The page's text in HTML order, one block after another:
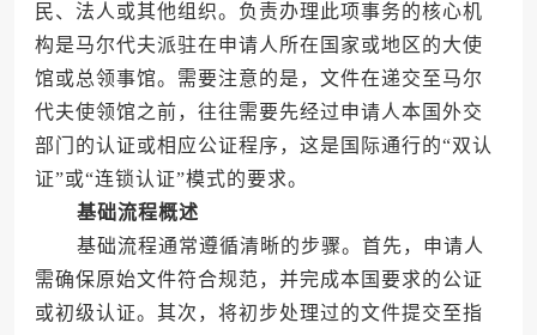
民、法人或其他组织。负责办理此项事务的核心机
构是马尔代夫派驻在申请人所在国家或地区的大使
馆或总领事馆。需要注意的是，文件在递交至马尔
代夫使领馆之前，往往需要先经过申请人本国外交
部门的认证或相应公证程序，这是国际通行的“双认
证”或“连锁认证”模式的要求。
基础流程概述
基础流程通常遵循清晰的步骤。首先，申请人
需确保原始文件符合规范，并完成本国要求的公证
或初级认证。其次，将初步处理过的文件提交至指